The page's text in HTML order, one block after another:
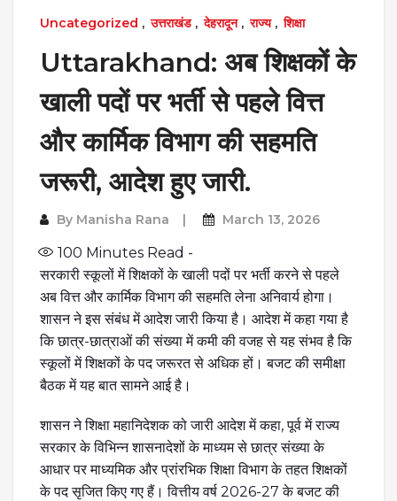
Uncategorized , उत्तराखंड, देहरादून, राज्य, शिक्षा
Uttarakhand: अब शिक्षकों के
खाली पदों पर भर्ती से पहले वित्त
और कार्मिक विभाग की सहमति
जरूरी, आदेश हुए जारी.
By Manisha Rana March 13, 2026
100 Minutes Read -
सरकारी स्कूलों में शिक्षकों के खाली पदों पर भर्ती करने से पहले
अब वित्त और कार्मिक विभाग की सहमति लेना अनिवार्य होगा।
शासन ने इस संबंध में आदेश जारी किया है। आदेश में कहा गया है
कि छात्र-छात्राओं की संख्या में कमी की वजह से यह संभव है कि
स्कूलों में शिक्षकों के पद जरूरत से अधिक हों। बजट की समीक्षा
बैठक में यह बात सामने आई है।
शासन ने शिक्षा महानिदेशक को जारी आदेश में कहा, पूर्व में राज्य
सरकार के विभिन्न शासनादेशों के माध्यम से छात्र संख्या के
आधार पर माध्यमिक और प्रांरभिक शिक्षा विभाग के तहत शिक्षकों
के पद सृजित किए गए हैं। वित्तीय वर्ष 2026-27 के बजट की